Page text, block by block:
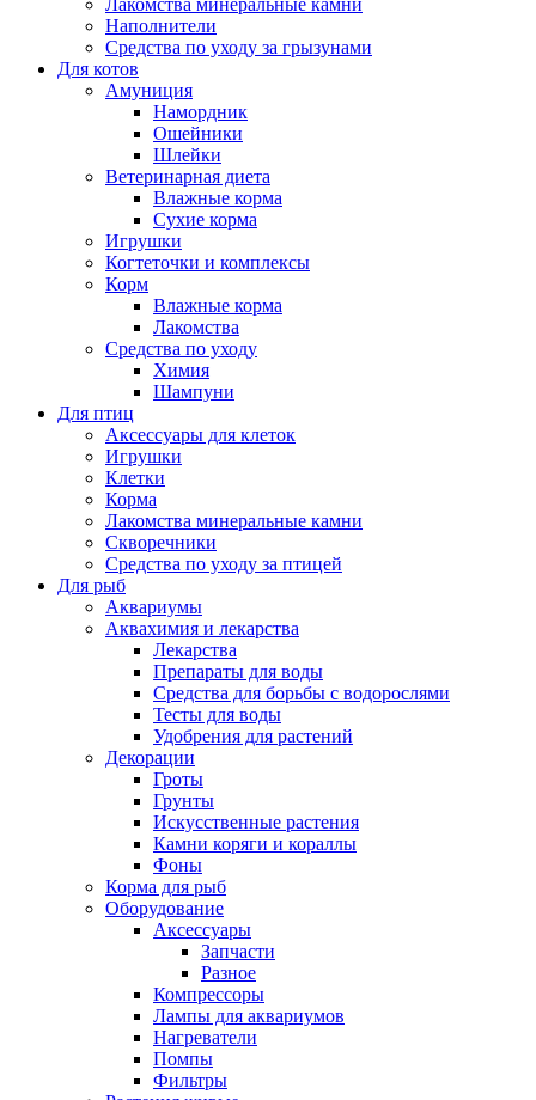
Лакомства минеральные камни
Наполнители
Средства по уходу за грызунами
Для котов
Амуниция
Намордник
Ошейники
Шлейки
Ветеринарная диета
Влажные корма
Сухие корма
Игрушки
Когтеточки и комплексы
Корм
Влажные корма
Лакомства
Средства по уходу
Химия
Шампуни
Для птиц
Аксессуары для клеток
Игрушки
Клетки
Корма
Лакомства минеральные камни
Скворечники
Средства по уходу за птицей
Для рыб
Аквариумы
Аквахимия и лекарства
Лекарства
Препараты для воды
Средства для борьбы с водорослями
Тесты для воды
Удобрения для растений
Декорации
Гроты
Грунты
Искусственные растения
Камни коряги и кораллы
Фоны
Корма для рыб
Оборудование
Аксессуары
Запчасти
Разное
Компрессоры
Лампы для аквариумов
Нагреватели
Помпы
Фильтры